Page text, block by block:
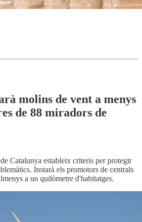
molins de vent a menys
de 88 miradors de
Catalunya estableix criteris per protegir
Instarà els promotors de centrals
a un quilòmetre d'habitatges.